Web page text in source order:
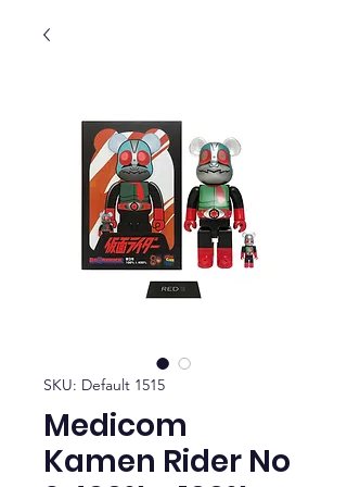
SKU: Default 1515
Medicom
Kamen Rider No